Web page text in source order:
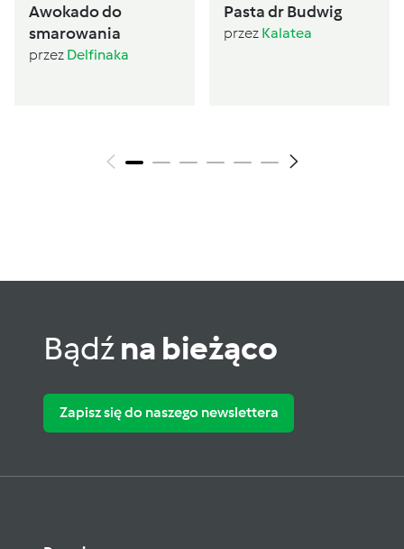
Awokado do
smarowania
przez Delfinaka
Pasta dr Budwig
przez Kalatea
Bądźna bieżąco
Zapisz się do naszego newslettera